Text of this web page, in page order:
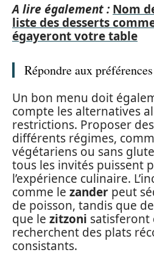
A lire également : Nom
liste des desserts
égayeront votre table
Répondre aux
Un bon menu doit
compte les alternatives
restrictions. Proposer
différents régimes,
végétariens ou sans
tous les invités puissent
l’expérience culinaire.
comme le zander peut
de poisson, tandis que
que le zitzoni satisferont
recherchent des plats
consistants.